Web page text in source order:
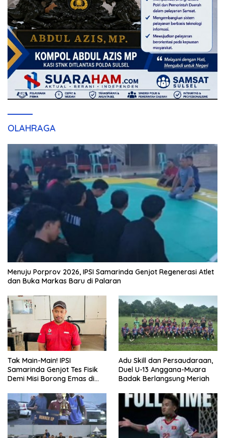
OLAHRAGA
Menuju Porprov 2026, IPSI Samarinda Genjot Regenerasi Atlet
dan Buka Markas Baru di Palaran
Tak Main-Main! IPSI
Samarinda Genjot Tes Fisik
Demi Misi Borong Emas di
Adu Skill dan Persaudaraan,
Duel U-13 Anggana-Muara
Badak Berlangsung Meriah